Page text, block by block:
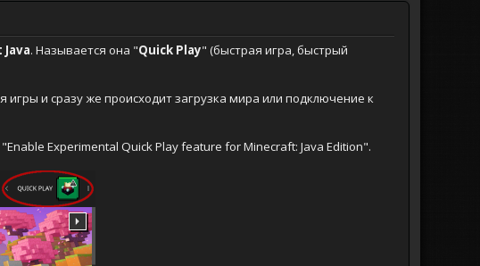
. Называется она "Quick Play" (быстрая игра, быстрый
и сразу же происходит загрузка мира или подключение к
Experimental Quick Play feature for Minecraft: Java Edition".